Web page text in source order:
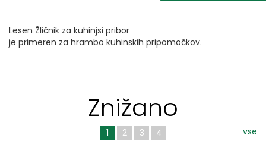
Lesen Žličnik za kuhinjsi pribor
je primeren za hrambo kuhinskih pripomočkov.
Znižano
vse
1 2 3 4